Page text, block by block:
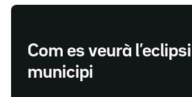
Com es veurà
municipi